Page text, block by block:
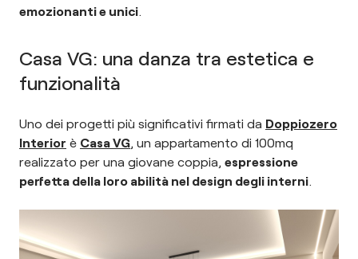
emozionanti e unici.
Casa VG: una danza tra estetica e
funzionalità
Uno dei progetti più significativi firmati da Doppiozero
Interior è Casa VG, un appartamento di 100mq
realizzato per una giovane coppia, espressione
perfetta della loro abilità nel design degli interni.